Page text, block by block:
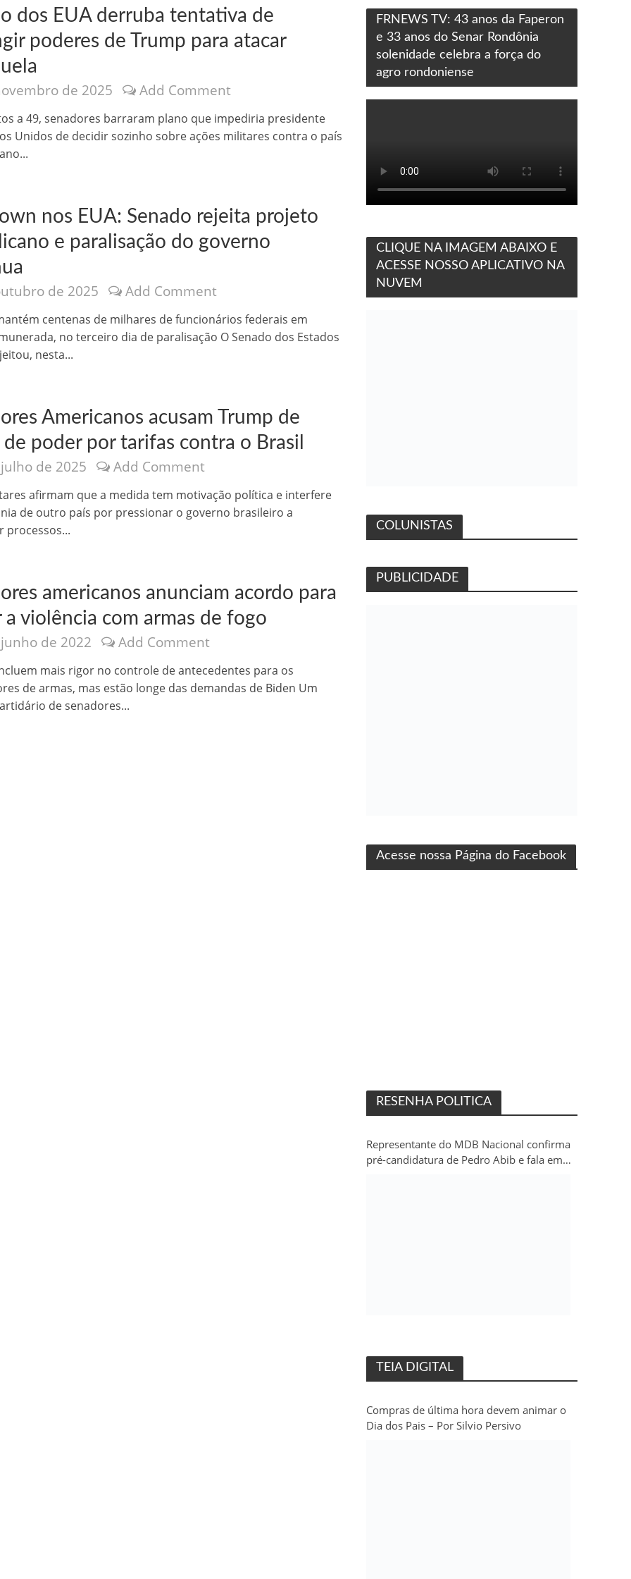
intriga a Humanidade
Kong ajudou o Imperador Dom Pedro I na Independência do Brasil
do livro de apocalipse
dos EUA derruba tentativa de
poderes de Trump para atacar
de 2025 Add Comment
a 49, senadores barraram plano que impediria presidente
Unidos de decidir sozinho sobre ações militares contra o país
nos EUA: Senado rejeita projeto
e paralisação do governo
de 2025 Add Comment
centenas de milhares de funcionários federais em
no terceiro dia de paralisação O Senado dos Estados
nesta...
Americanos acusam Trump de
de poder por tarifas contra o Brasil
de 2025 Add Comment
afirmam que a medida tem motivação política e interfere
de outro país por pressionar o governo brasileiro a
processos...
americanos anunciam acordo para
a violência com armas de fogo
de 2022 Add Comment
mais rigor no controle de antecedentes para os
de armas, mas estão longe das demandas de Biden Um
de senadores...
FRNEWS TV: 43 anos da Faperon
e 33 anos do Senar Rondônia
solenidade celebra a força do
agro rondoniense
CLIQUE NA IMAGEM ABAIXO E
ACESSE NOSSO APLICATIVO NA
NUVEM
COLUNISTAS
PUBLICIDADE
Acesse nossa Página do Facebook
RESENHA POLITICA
Representante do MDB Nacional confirma
pré-candidatura de Pedro Abib e fala em
TEIA DIGITAL
Compras de última hora devem animar o
Dia dos Pais – Por Silvio Persivo